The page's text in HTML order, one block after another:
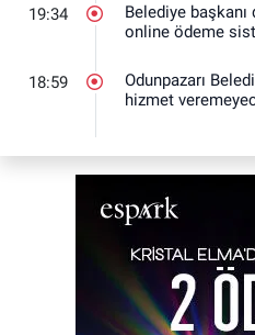
19:34
Belediye
online ödeme
18:59
Odunpazarı
hizmet